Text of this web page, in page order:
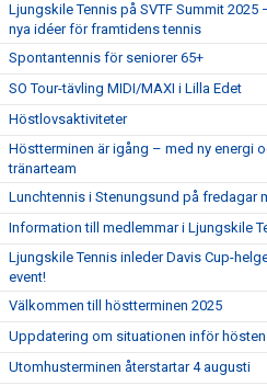
Ljungskile Tennis på SVTF Summit 2025
nya idéer för framtidens tennis
Spontantennis för seniorer 65+
SO Tour-tävling MIDI/MAXI i Lilla Edet
Höstlovsaktiviteter
Höstterminen är igång – med ny energi
tränarteam
Lunchtennis i Stenungsund på fredagar
Information till medlemmar i Ljungskile
Ljungskile Tennis inleder Davis Cup-
event!
Välkommen till höstterminen 2025
Uppdatering om situationen inför hösten
Utomhusterminen återstartar 4 augusti